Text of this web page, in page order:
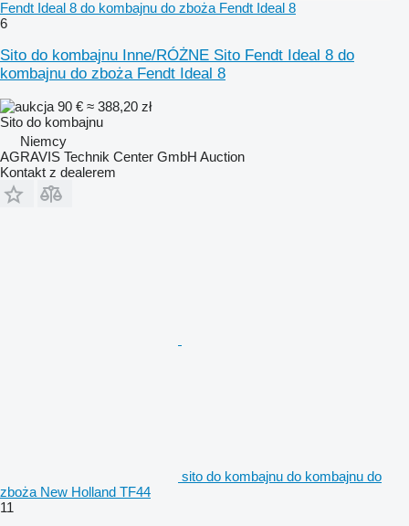
Fendt Ideal 8 do kombajnu do zboża Fendt Ideal 8
6
Sito do kombajnu Inne/RÓŻNE Sito Fendt Ideal 8 do
kombajnu do zboża Fendt Ideal 8
90 € ≈ 388,20 zł
Sito do kombajnu
Niemcy
AGRAVIS Technik Center GmbH Auction
Kontakt z dealerem
sito do kombajnu do kombajnu do
zboża New Holland TF44
11